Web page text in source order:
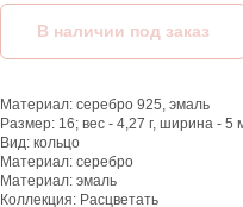
Материал: серебро 925, эмаль
Размер: 16; вес - 4,27 г, ширина - 5
Вид: кольцо
Материал: серебро
Материал: эмаль
Коллекция: Расцветать